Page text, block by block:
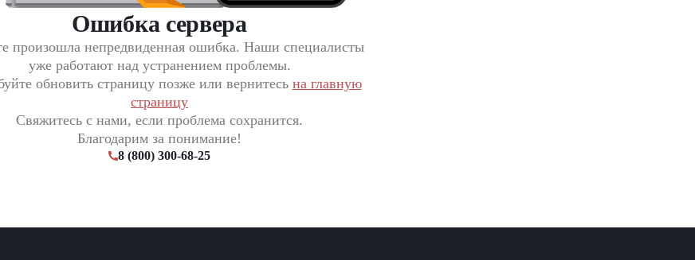
Ошибка сервера
произошла непредвиденная ошибка. Наши специалисты
уже работают над устранением проблемы.
обновить страницу позже или вернитесь на главную
страницу
Свяжитесь с нами, если проблема сохранится.
Благодарим за понимание!
8 (800) 300-68-25